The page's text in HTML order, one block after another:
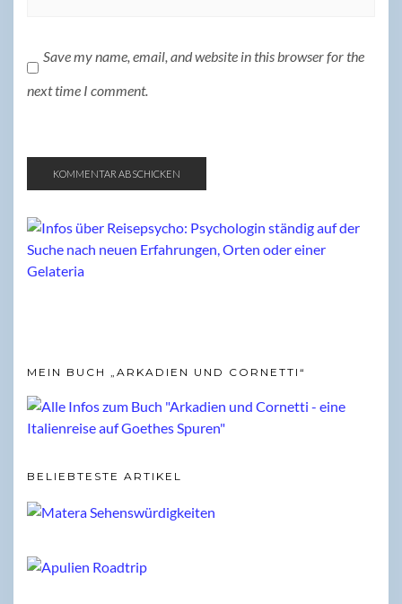
Save my name, email, and website in this browser for the
next time I comment.
MEIN BUCH „ARKADIEN UND CORNETTI“
BELIEBTESTE ARTIKEL